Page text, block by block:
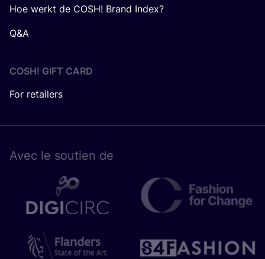
Hoe werkt de COSH! Brand Index?
Q&A
COSH! GIFT CARD
For retailers
Avec le sou­tien de